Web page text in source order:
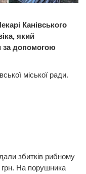
Канівського
який
за допомогою
міської ради.
збитків рибному
грн. На порушника